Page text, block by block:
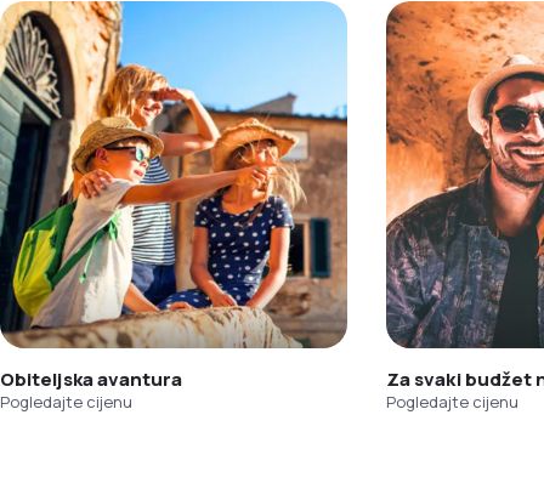
Obiteljska avantura
Pogledajte cijenu
Za svaki budžet
Pogledajte cijenu